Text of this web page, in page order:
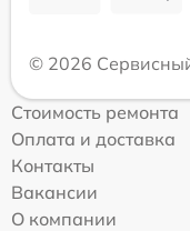
© 2026
Стоимость ремонта
Оплата и доставка
Контакты
Вакансии
О компании